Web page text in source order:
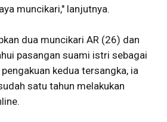
muncikari," lanjutnya.
dua muncikari AR (26) dan
pasangan suami istri sebagai
kedua tersangka, ia
satu tahun melakukan